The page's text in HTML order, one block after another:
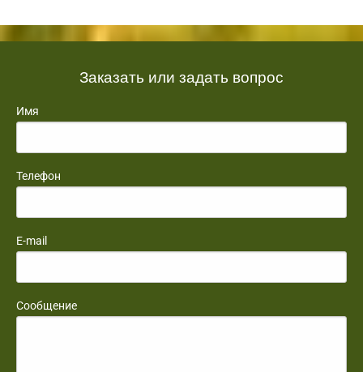
Заказать или задать вопрос
Имя
Телефон
E-mail
Сообщение